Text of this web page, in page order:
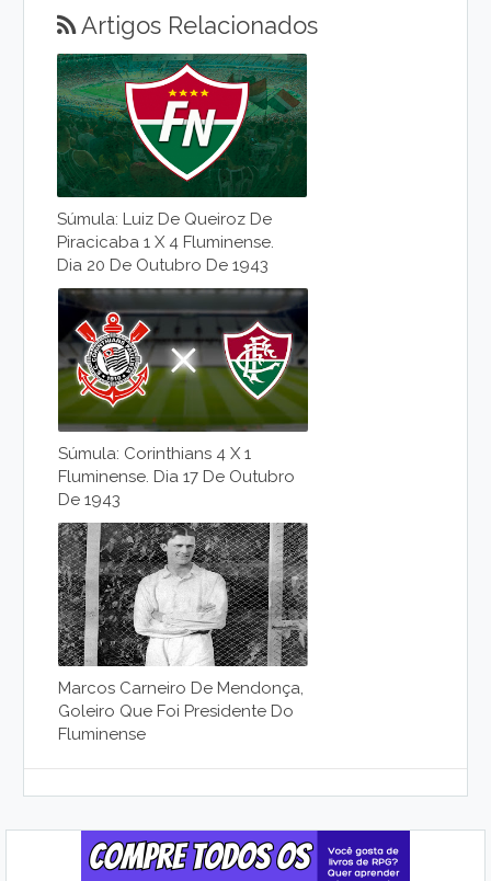
Artigos Relacionados
Súmula: Luiz De Queiroz De
Piracicaba 1 X 4 Fluminense.
Dia 20 De Outubro De 1943
Súmula: Corinthians 4 X 1
Fluminense. Dia 17 De Outubro
De 1943
Marcos Carneiro De Mendonça,
Goleiro Que Foi Presidente Do
Fluminense